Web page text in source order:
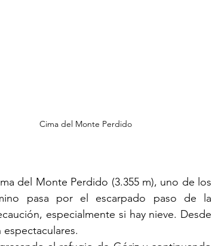
Cima del Monte Perdido
del Monte Perdido (3.355 m), uno de los
pasa por el escarpado paso de la
especialmente si hay nieve. Desde